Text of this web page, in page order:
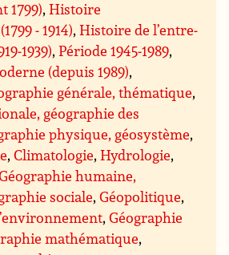
1799),Histoire
- 1914),Histoire de l’entre-
1939),Période 1945-1989,
(depuis 1989),
générale, thématique,
géographie des
physique, géosystème,
,Climatologie,Hydrologie,
humaine,
sociale,Géopolitique,
,Géographie
mathématique,